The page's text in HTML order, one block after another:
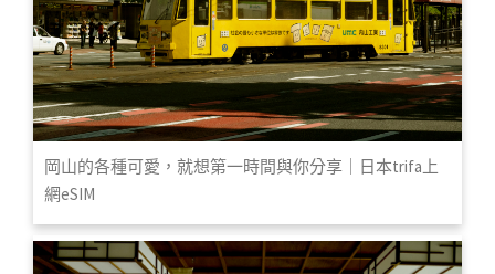
岡山的各種可愛，就想第一時間與你分享｜日本trifa上
網eSIM